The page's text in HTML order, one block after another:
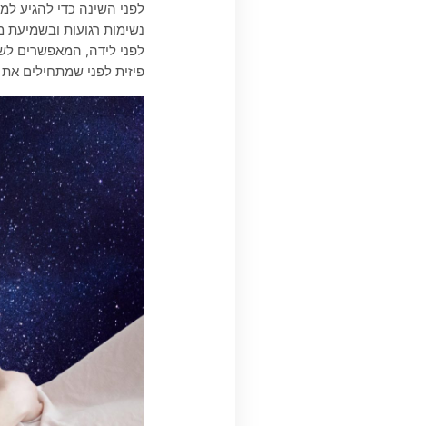
לפני השינה כדי להגיע
נשימות רגועות ובשמיעת
לפני לידה, המאפשרים
פיזית לפני שמתחילים את